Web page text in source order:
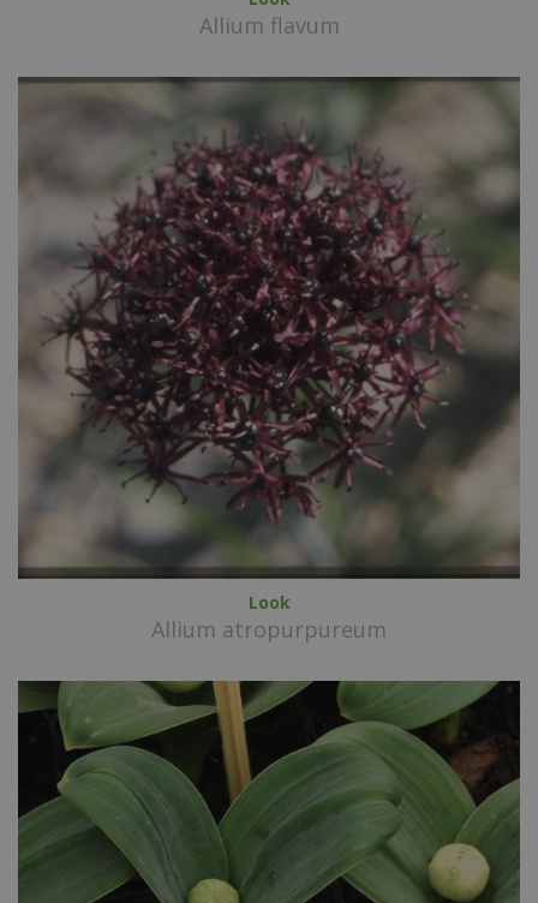
Allium flavum
Look
Allium atropurpureum